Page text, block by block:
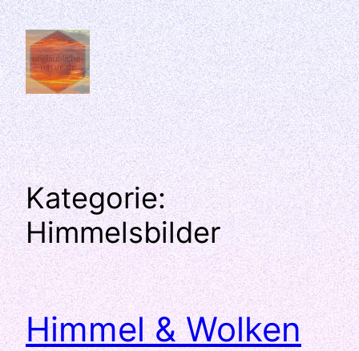
Zum
Inhalt
springen
Kategorie:
Himmelsbilder
Himmel & Wolken